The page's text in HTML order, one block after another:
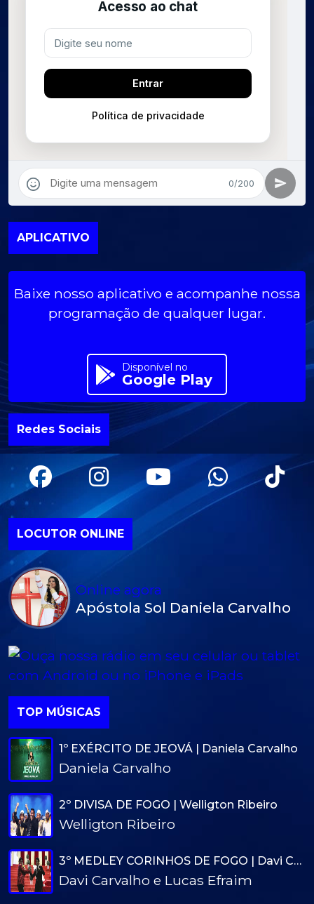
APLICATIVO
Baixe nosso aplicativo e acompanhe nossa
programação de qualquer lugar.
Disponível no
Google Play
Redes Sociais
LOCUTOR ONLINE
Online agora
Apóstola Sol Daniela Carvalho
TOP MÚSICAS
1º EXÉRCITO DE JEOVÁ | Daniela Carvalho
Daniela Carvalho
2º DIVISA DE FOGO | Welligton Ribeiro
Welligton Ribeiro
3º MEDLEY CORINHOS DE FOGO | Davi Carvalho e Lucas Efraim
Davi Carvalho e Lucas Efraim